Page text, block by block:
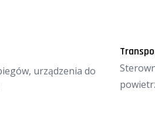
urządzenia do